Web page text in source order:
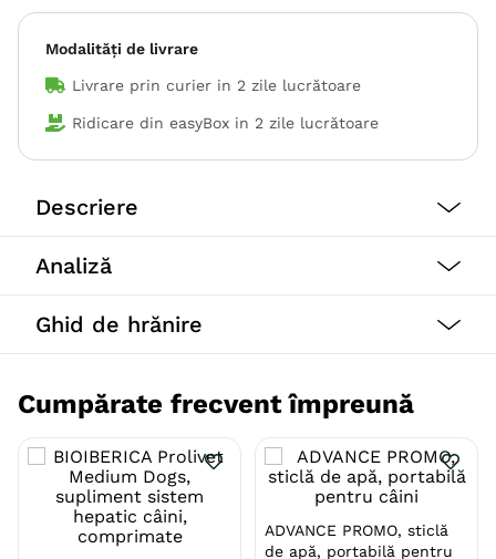
Modalități de livrare
Livrare prin curier in 2 zile lucrătoare
Ridicare din easyBox in 2 zile lucrătoare
Descriere
Oferă-i dieta veterinară de care are nevoie pentru a-și
Advance Veterinary Diets Atopic o hrană uscată de
Formula conține ingredinte speciale pentru a reface și
proteja pielea, diminua căderea părului și a proteja
blănosul împotriva intolerantelor alimentare.
Analiză
Ghid de hrănire
Cumpărate frecvent împreună
ADVANCE PROMO, sticlă
de apă, portabilă pentru